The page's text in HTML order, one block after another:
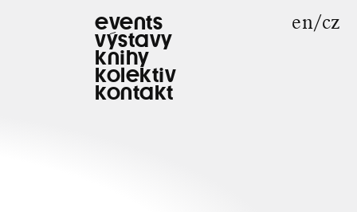
events
výstavy
knihy
kolektiv
kontakt
en cz